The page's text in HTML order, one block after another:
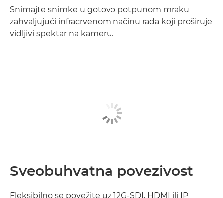
Snimajte snimke u gotovo potpunom mraku
zahvaljujući infracrvenom načinu rada koji proširuje
vidljivi spektar na kameru.
Sveobuhvatna povezivost
Fleksibilno se povežite uz 12G-SDI, HDMI ili IP